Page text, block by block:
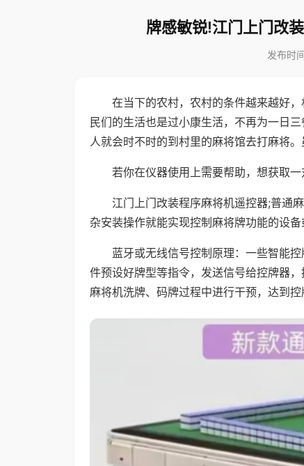
牌感敏锐!江门上门改
发布时
在当下的农村，农村的条件越来越好
民们的生活也是过小康生活，不再为一日
人就会时不时的到村里的麻将馆去打麻将
若你在仪器使用上需要帮助，想获取
江门上门改装程序麻将机遥控器;普通
杂安装操作就能实现控制麻将牌功能的设备
蓝牙或无线信号控制原理：一些智能
件预设好牌型等指令，发送信号给控牌器
麻将机洗牌、码牌过程中进行干预，达到控